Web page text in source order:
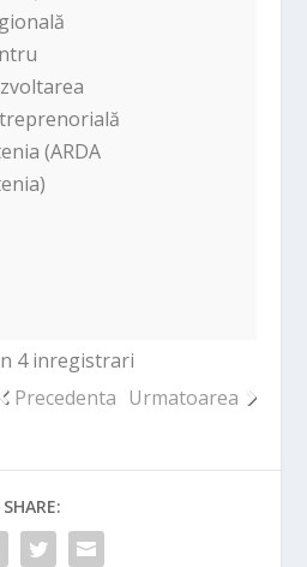
(ARDA
4 inregistrari
Precedenta Urmatoarea
SHARE: